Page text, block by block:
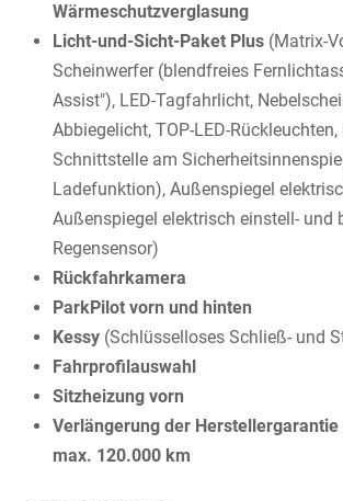
Wärmeschutzverglasung
Licht-und-Sicht-Paket Plus (Matrix-
Scheinwerfer (blendfreies
Assist"), LED-Tagfahrlicht,
Abbiegelicht, TOP-LED-Rückleuchten,
Schnittstelle am
Ladefunktion), Außenspiegel
Außenspiegel elektrisch einstell- und
Regensensor)
Rückfahrkamera
ParkPilot vorn und hinten
Kessy (Schlüsselloses Schließ- und
Fahrprofilauswahl
Sitzheizung vorn
Verlängerung der
max. 120.000 km